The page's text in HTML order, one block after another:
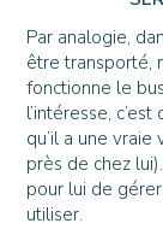
Par analogie,
être transporté,
fonctionne le
l’intéresse,
qu’il a une vraie
près de chez
pour lui de gérer
utiliser.